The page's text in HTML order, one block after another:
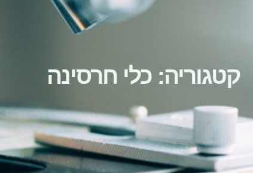
קטגוריה: כלי חרסינה